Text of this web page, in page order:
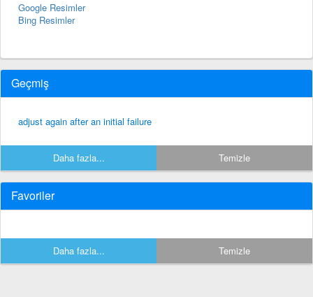
Google Resimler
Bing Resimler
Geçmiş
adjust again after an initial failure
Daha fazla... Temizle
Favoriler
Daha fazla... Temizle